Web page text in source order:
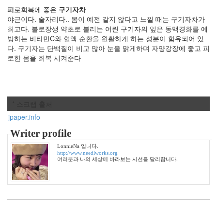
피로회복에 좋은 구기자차
야근이다. 술자리다.. 몸이 예전 같지 않다고 느낄 때는 구기자차가
최고다. 불로장생 약초로 불리는 어린 구기자의 잎은 동맥경화를 예
방하는 비타민C와 혈액 순환을 원활하게 하는 성분이 함유되어 있
다. 구기자는 단백질이 비교 많아 눈을 맑게하며 자양강장에 좋고 피
로한 몸을 회복 시켜준다
jpaper.info
Writer profile
LonnieNa 입니다.
http://www.needlworks.org
여러분과 나의 세상에 바라보는 시선을 달리합니다.
1
2005
년
7
월
4
1
2005
년
9
월
3
2005
년
10
월